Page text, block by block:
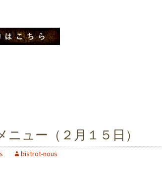
ュー（２月１５日）
bistrot-nous